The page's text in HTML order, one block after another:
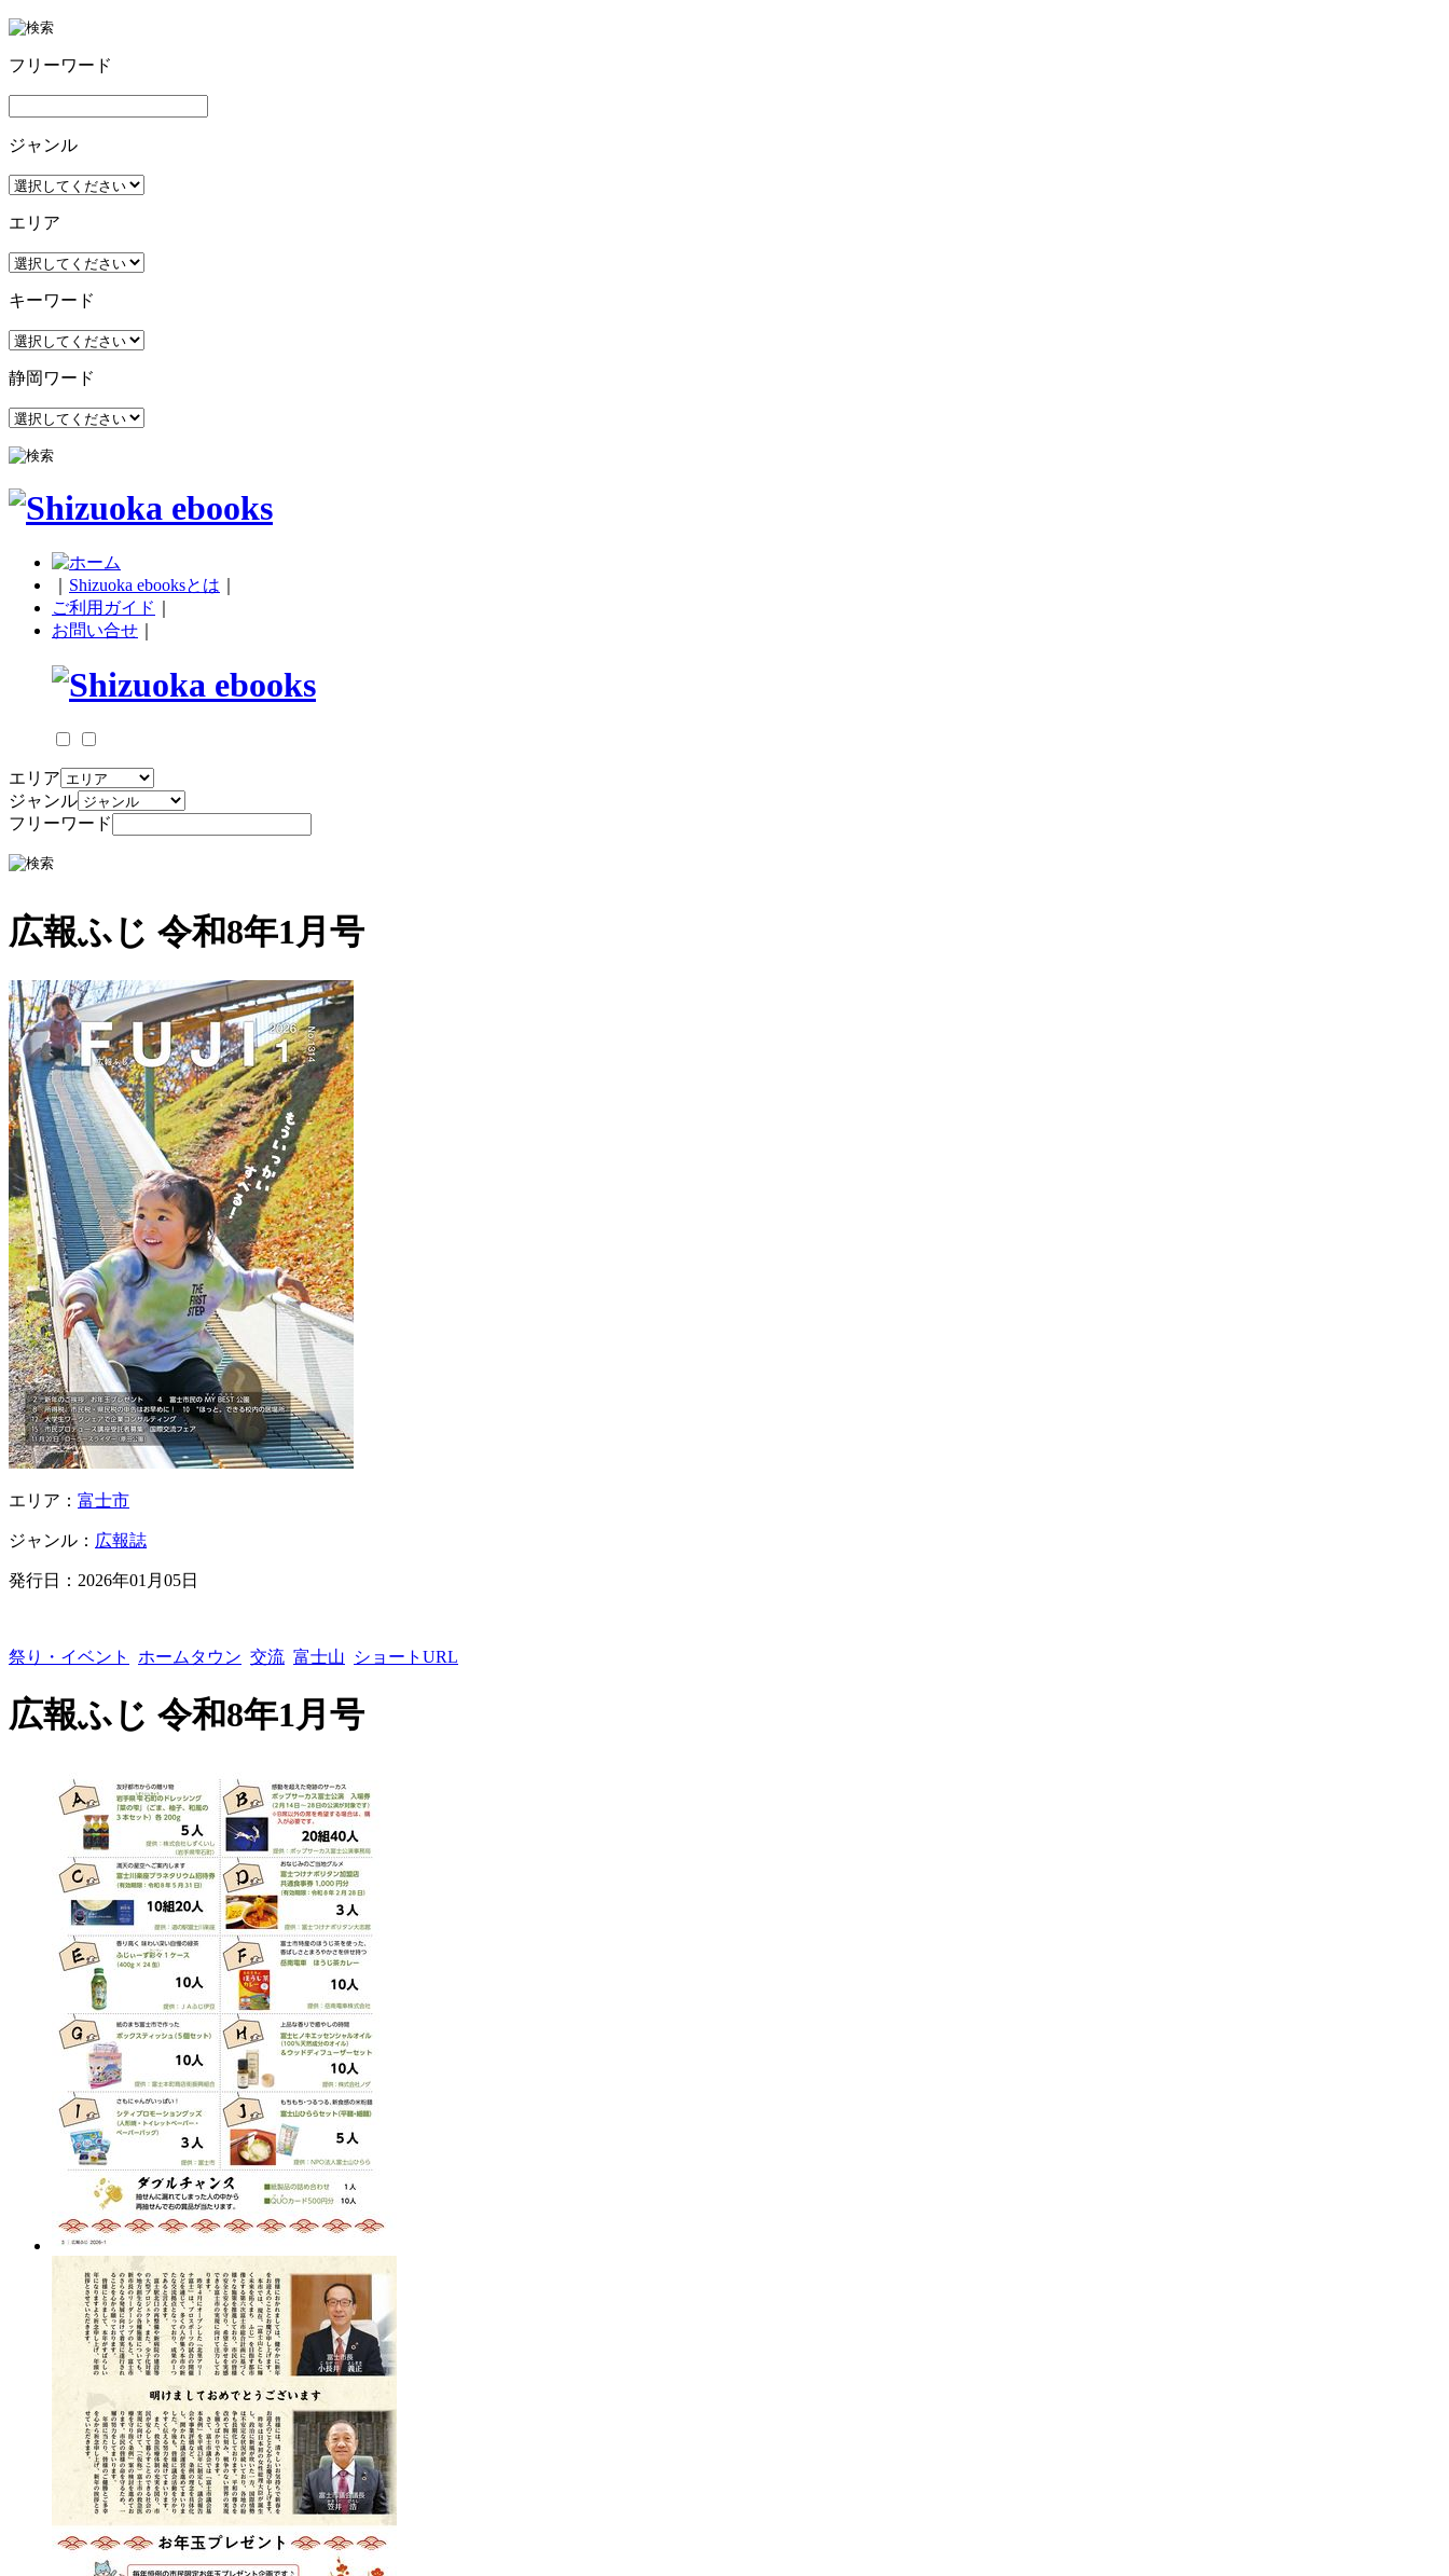
フリーワード
ジャンル
エリア
キーワード
静岡ワード
Shizuoka ebooksとは
ご利用ガイド
お問い合せ
エリア
ジャンル
フリーワード
広報ふじ 令和8年1月号
エリア： 富士市
ジャンル： 広報誌
発行日： 2026年01月05日
祭り・イベント ホームタウン 交流 富士山 ショートURL
広報ふじ 令和8年1月号